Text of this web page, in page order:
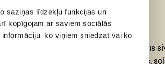
saziņas līdzekļu funkcijas un
kopīgojam ar saviem sociālās
ko viņiem sniedzat vai ko
OKTOBRA repertuārs!
pasakas”, “Tuntuļu Jurītis”, “Trīs
teātra 83. sezonas jaunumos: “Parks,